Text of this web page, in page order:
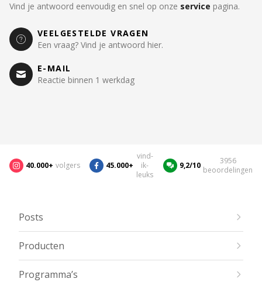
Vind je antwoord eenvoudig en snel op onze service pagina.
VEELGESTELDE VRAGEN
Een vraag? Vind je antwoord hier.
E-MAIL
Reactie binnen 1 werkdag
40.000+ volgers 45.000+
vind-
ik-
leuks
9,2/10
3956
beoordelingen
Posts
Producten
Programma’s